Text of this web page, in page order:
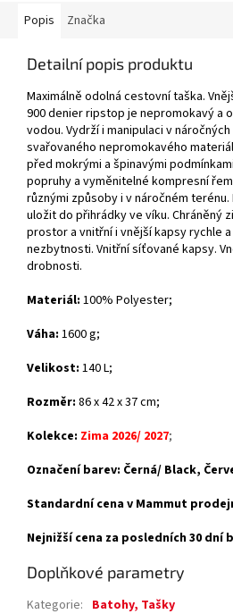
Popis Značka
Detailní popis produktu
Maximálně odolná cestovní taška.
900 denier ripstop je nepromokavý a
vodou. Vydrží i manipulaci v
svařovaného nepromokavého
před mokrými a špinavými
popruhy a vyměnitelné kompresní
různými způsoby i v náročném terénu.
uložit do přihrádky ve víku. Chráněný
prostor a vnitřní i vnější kapsy rychle
nezbytnosti. Vnitřní síťované kapsy.
drobnosti.
Materiál: 100% Polyester;
Váha: 1600 g;
Velikost: 140 L;
Rozměr: 86 x 42 x 37 cm;
Kolekce: Zima 2026/ 2027;
Označení barev: Černá/ Black,
Standardní cena v Mammut
Nejnižší cena za posledních 30 dní
Doplňkové parametry
Kategorie: Batohy, Tašky